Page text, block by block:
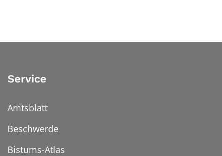
Service
Amtsblatt
Beschwerde
Bistums-Atlas